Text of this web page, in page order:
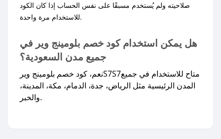
صلاحيته ولم يُستخدم مسبقًا على نفس الحساب إذا كان الكود
للاستخدام مرة واحدة.
هل يمكن استخدام كود خصم بلومينج وير في
جميع مدن السعودية؟
نعم، كود خصم بلومينج ويرS7S7متاح للاستخدام في جميع
المدن الرئيسية مثل الرياض، جدة، الدمام، مكة، المدينة،
والخبر.